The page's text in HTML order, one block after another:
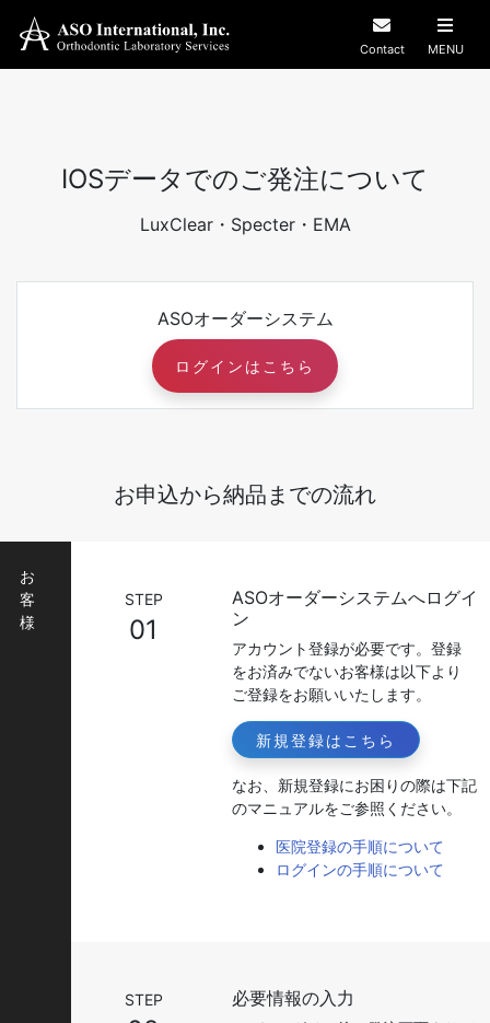
Contact MENU
IOSデータでのご発注について
LuxClear・Specter・EMA
ASOオーダーシステム
ログインはこちら
お申込から納品までの流れ
お
客
様
STEP
01
ASOオーダーシステムへログイ
ン
アカウント登録が必要です。登録
をお済みでないお客様は以下より
ご登録をお願いいたします。
新規登録はこちら
なお、新規登録にお困りの際は下記
のマニュアルをご参照ください。
医院登録の手順について
ログインの手順について
STEP 必要情報の入力